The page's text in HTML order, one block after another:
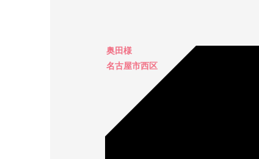
奥田様
名古屋市西区